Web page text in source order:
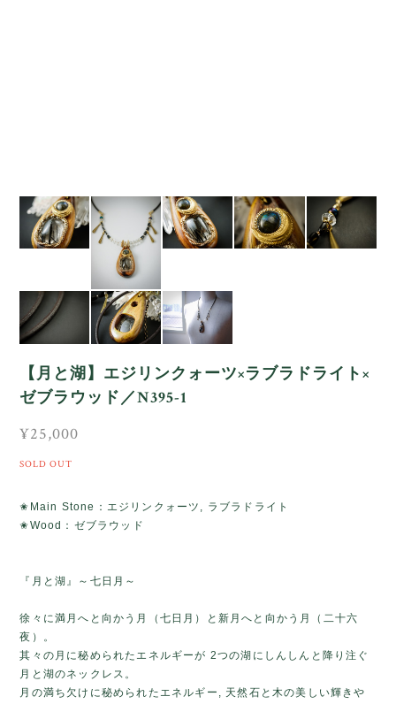
【月と湖】エジリンクォーツ×ラブラドライト×
ゼブラウッド／N395-1
¥25,000
SOLD OUT
✬Main Stone：エジリンクォーツ, ラブラドライト
✬Wood：ゼブラウッド
『月と湖』～七日月～
徐々に満月へと向かう月（七日月）と新月へと向かう月（二十六
夜）。
其々の月に秘められたエネルギーが 2つの湖にしんしんと降り注ぐ
月と湖のネックレス。
月の満ち欠けに秘められたエネルギー, 天然石と木の美しい輝きや